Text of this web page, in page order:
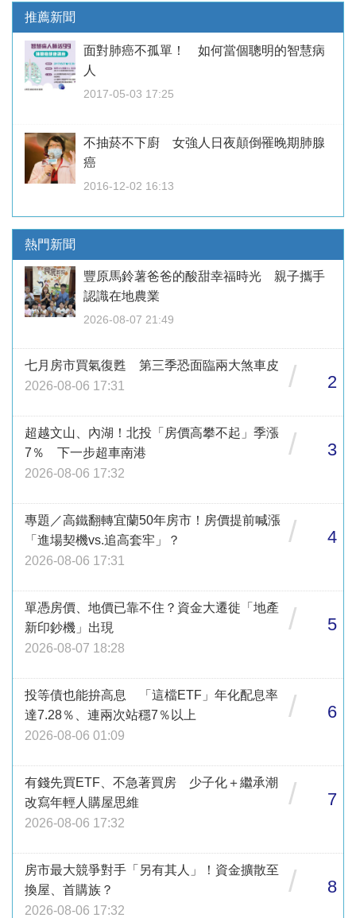
推薦新聞
面對肺癌不孤單！ 如何當個聰明的智慧病
人
2017-05-03 17:25
不抽菸不下廚 女強人日夜顛倒罹晚期肺腺
癌
2016-12-02 16:13
熱門新聞
豐原馬鈴薯爸爸的酸甜幸福時光 親子攜手
認識在地農業
2026-08-07 21:49
七月房市買氣復甦 第三季恐面臨兩大煞車皮
2026-08-06 17:31
/ 2
超越文山、內湖！北投「房價高攀不起」季漲
7％ 下一步超車南港
2026-08-06 17:32
/ 3
專題／高鐵翻轉宜蘭50年房市！房價提前喊漲
「進場契機vs.追高套牢」？
2026-08-06 17:31
/ 4
單憑房價、地價已靠不住？資金大遷徙「地產
新印鈔機」出現
2026-08-07 18:28
/ 5
投等債也能拚高息 「這檔ETF」年化配息率
達7.28％、連兩次站穩7％以上
2026-08-06 01:09
/ 6
有錢先買ETF、不急著買房 少子化＋繼承潮
改寫年輕人購屋思維
2026-08-06 17:32
/ 7
房市最大競爭對手「另有其人」！資金擴散至
換屋、首購族？
2026-08-06 17:32
/ 8